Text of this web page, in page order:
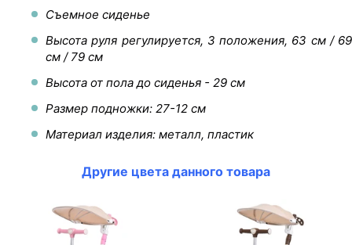
Съемное сиденье
Высота руля регулируется, 3 положения, 63 см / 69
см / 79 см
Высота от пола до сиденья - 29 см
Размер подножки: 27-12 см
Материал изделия: металл, пластик
Другие цвета данного товара